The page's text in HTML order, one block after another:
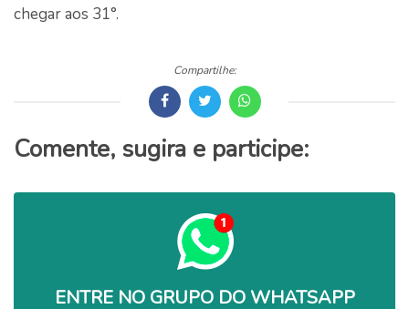
chegar aos 31°.
Compartilhe:
Comente, sugira e participe:
ENTRE NO GRUPO DO WHATSAPP